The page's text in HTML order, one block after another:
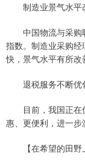
制造业景气水平
中国物流与采购
指数。制造业采购
快，景气水平有所改
退税服务不断优
目前，我国正在
惠、更便利，进一步
【在希望的田野